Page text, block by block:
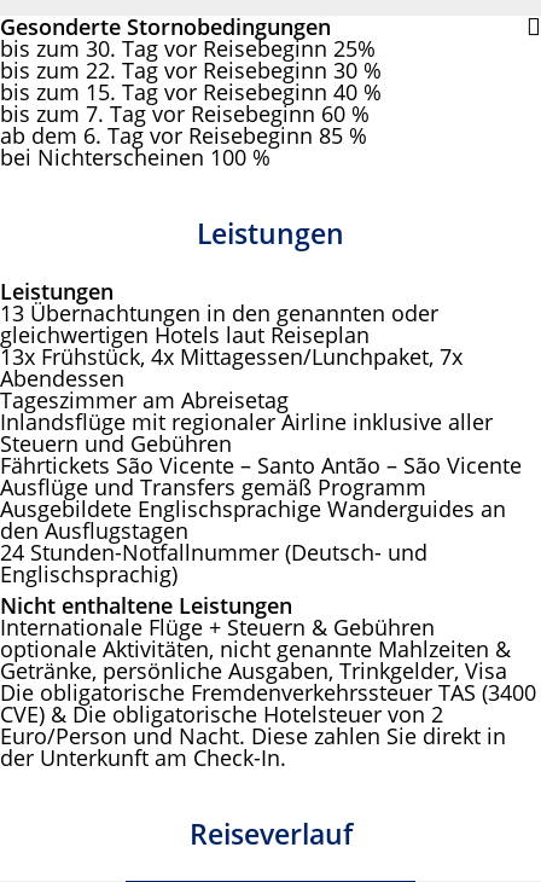
Gesonderte Stornobedingungen
bis zum 30. Tag vor Reisebeginn 25%
bis zum 22. Tag vor Reisebeginn 30 %
bis zum 15. Tag vor Reisebeginn 40 %
bis zum 7. Tag vor Reisebeginn 60 %
ab dem 6. Tag vor Reisebeginn 85 %
bei Nichterscheinen 100 %
Leistungen
Leistungen
13 Übernachtungen in den genannten oder
gleichwertigen Hotels laut Reiseplan
13x Frühstück, 4x Mittagessen/Lunchpaket, 7x
Abendessen
Tageszimmer am Abreisetag
Inlandsflüge mit regionaler Airline inklusive aller
Steuern und Gebühren
Fährtickets São Vicente – Santo Antão – São Vicente
Ausflüge und Transfers gemäß Programm
Ausgebildete Englischsprachige Wanderguides an
den Ausflugstagen
24 Stunden-Notfallnummer (Deutsch- und
Englischsprachig)
Nicht enthaltene Leistungen
Internationale Flüge + Steuern & Gebühren
optionale Aktivitäten, nicht genannte Mahlzeiten &
Getränke, persönliche Ausgaben, Trinkgelder, Visa
Die obligatorische Fremdenverkehrssteuer TAS (3400
CVE) & Die obligatorische Hotelsteuer von 2
Euro/Person und Nacht. Diese zahlen Sie direkt in
der Unterkunft am Check-In.
Reiseverlauf